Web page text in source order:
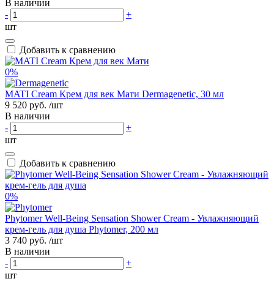
В наличии
-
+
шт
Добавить к сравнению
0%
MATI Cream Крем для век Мати Dermagenetic, 30 мл
9 520 руб. /шт
В наличии
-
+
шт
Добавить к сравнению
0%
Phytomer Well-Being Sensation Shower Cream - Увлажняющий
крем-гель для душа Phytomer, 200 мл
3 740 руб. /шт
В наличии
-
+
шт